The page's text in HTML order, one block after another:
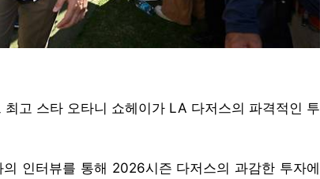
고 스타 오타니 쇼헤이가 LA 다저스의 파격적인 투
인터뷰를 통해 2026시즌 다저스의 과감한 투자에